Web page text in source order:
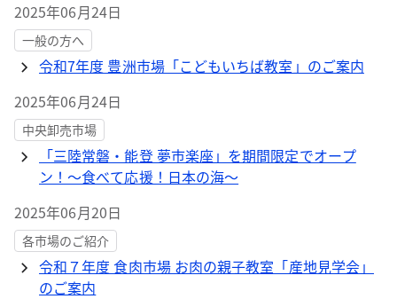
2025年06月24日
一般の方へ
令和7年度 豊洲市場「こどもいちば教室」のご案内
2025年06月24日
中央卸売市場
「三陸常磐・能登 夢市楽座」を期間限定でオープ
ン！～食べて応援！日本の海～
2025年06月20日
各市場のご紹介
令和７年度 食肉市場 お肉の親子教室「産地見学会」
のご案内